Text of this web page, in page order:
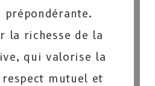
prépondérante.
la richesse de la
qui valorise la
respect mutuel et